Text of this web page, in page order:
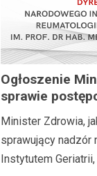
Ogłoszenie
sprawie
naborowego na
Dyrektora
Geriatrii,
Rehabilitacji
Minister Zdrowia,
sprawujący nadzór
Instytutem